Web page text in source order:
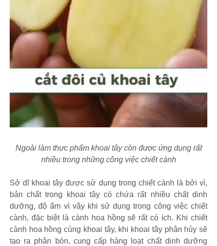
Ngoài làm thực phẩm khoai tây còn được ứng dụng rất
nhiều trong những công việc chiết cành
Sở dĩ khoai tây được sử dụng trong chiết cành là bởi vì,
bản chất trong khoai tây có chứa rất nhiều chất dinh
dưỡng, độ ẩm vì vậy khi sử dụng trong công việc chiết
cành, đặc biệt là cành hoa hồng sẽ rất có ích. Khi chiết
cành hoa hồng cùng khoai tây, khi khoai tây phân hủy sẽ
tạo ra phân bón, cung cấp hàng loạt chất dinh dưỡng